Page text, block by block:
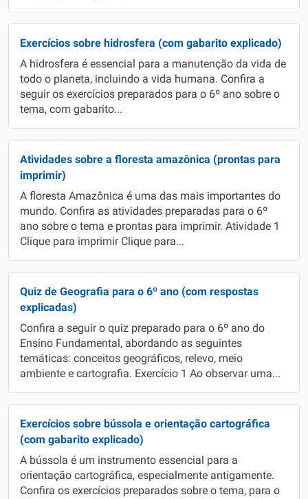
Exercícios sobre hidrosfera (com gabarito explicado)
A hidrosfera é essencial para a manutenção da vida de
todo o planeta, incluindo a vida humana. Confira a
seguir os exercícios preparados para o 6º ano sobre o
tema, com gabarito...
Atividades sobre a floresta amazônica (prontas para
imprimir)
A floresta Amazônica é uma das mais importantes do
mundo. Confira as atividades preparadas para o 6º
ano sobre o tema e prontas para imprimir. Atividade 1
Clique para imprimir Clique para...
Quiz de Geografia para o 6º ano (com respostas
explicadas)
Confira a seguir o quiz preparado para o 6º ano do
Ensino Fundamental, abordando as seguintes
temáticas: conceitos geográficos, relevo, meio
ambiente e cartografia. Exercício 1 Ao observar uma...
Exercícios sobre bússola e orientação cartográfica
(com gabarito explicado)
A bússola é um instrumento essencial para a
orientação cartográfica, especialmente antigamente.
Confira os exercícios preparados sobre o tema, para o